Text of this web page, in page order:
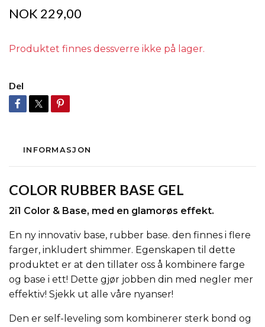
NOK 229,00
Produktet finnes dessverre ikke på lager.
Del
INFORMASJON
COLOR RUBBER BASE GEL
2i1 Color & Base, med en glamorøs effekt.
En ny innovativ base, rubber base. den finnes i flere
farger, inkludert shimmer. Egenskapen til dette
produktet er at den tillater oss å kombinere farge
og base i ett! Dette gjør jobben din med negler mer
effektiv! Sjekk ut alle våre nyanser!
Den er self-leveling som kombinerer sterk bond og